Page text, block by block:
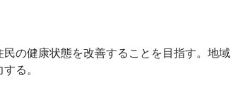
の健康状態を改善することを目指す。地域
る。